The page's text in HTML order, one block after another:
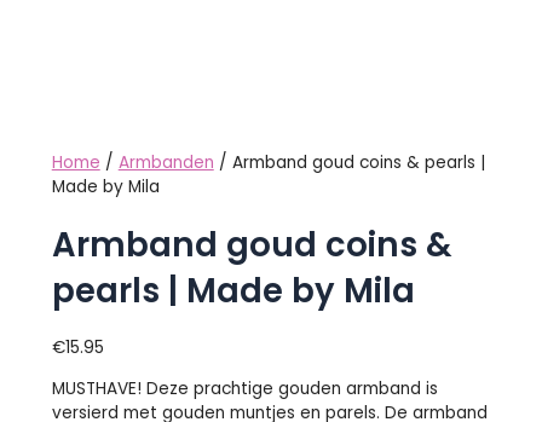
Home / Armbanden / Armband goud coins & pearls |
Made by Mila
Armband goud coins &
pearls | Made by Mila
€15.95
MUSTHAVE! Deze prachtige gouden armband is
versierd met gouden muntjes en parels. De armband